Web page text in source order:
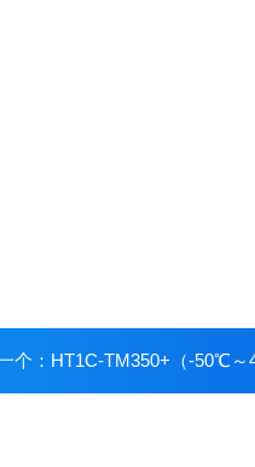
个： HT1C-TM350+（-50℃～480℃）非接触红外测温